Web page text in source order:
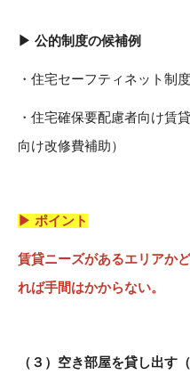
▶ 公的制度の候補例
・住宅セーフティネット制
・住宅確保要配慮者向け賃
向け改修費補助）
▶ ポイント
賃貸ニーズがあるエリアか
れば手間はかからない。
（３） 空き部屋を貸し出す